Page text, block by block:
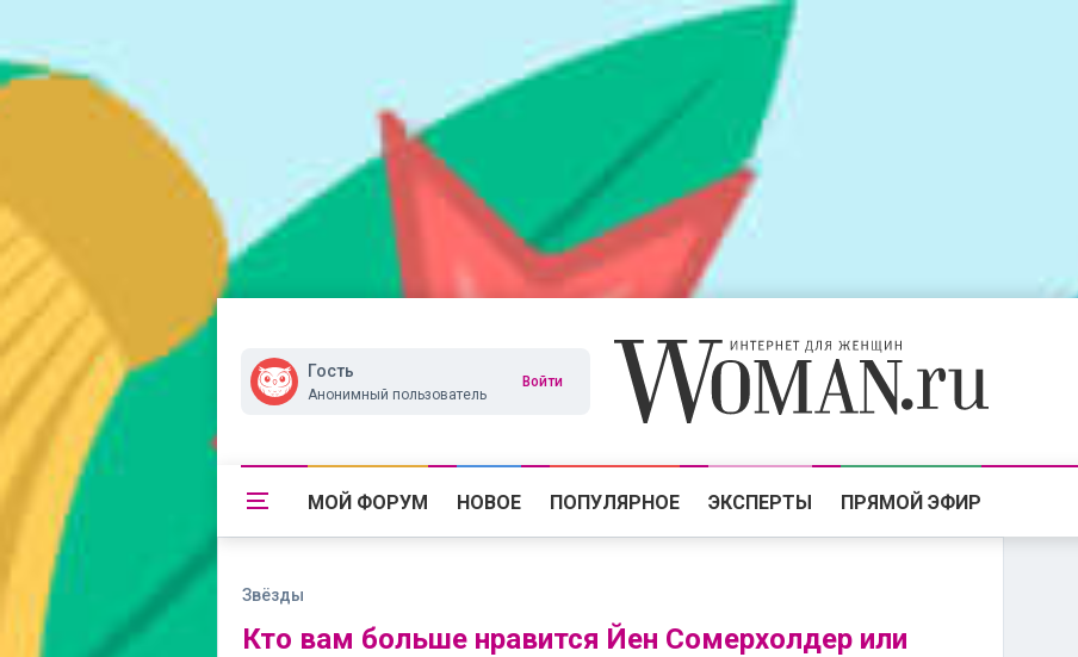
Гость
Анонимный пользователь
Войти
МОЙ ФОРУМ НОВОЕ ПОПУЛЯРНОЕ ЭКСПЕРТЫ ПРЯМОЙ ЭФИР
Звёзды
Кто вам больше нравится Йен Сомерхолдер или